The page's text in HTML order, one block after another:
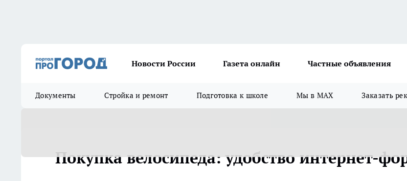
Новости России Газета онлайн Частные объявления
Документы Стройка и ремонт Подготовка к школе Мы в MAX Заказать
Покупка велосипеда: удобство интернет-